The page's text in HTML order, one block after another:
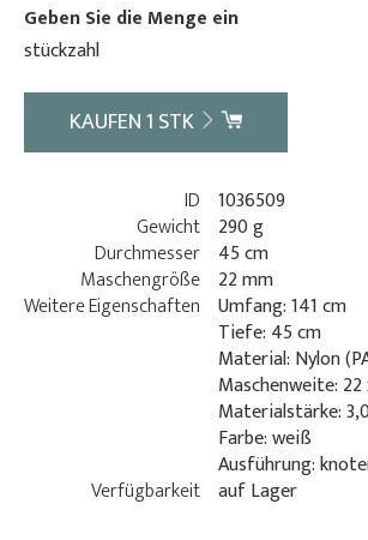
Geben Sie die Menge ein
stückzahl
KAUFEN1 STK
ID 1036509
Gewicht 290 g
Durchmesser 45 cm
Maschengröße 22 mm
Weitere Eigenschaften Umfang: 141 cm
Tiefe: 45 cm
Material: Nylon
Maschenweite:
Materialstärke:
Farbe: weiß
Ausführung:
Verfügbarkeit auf Lager